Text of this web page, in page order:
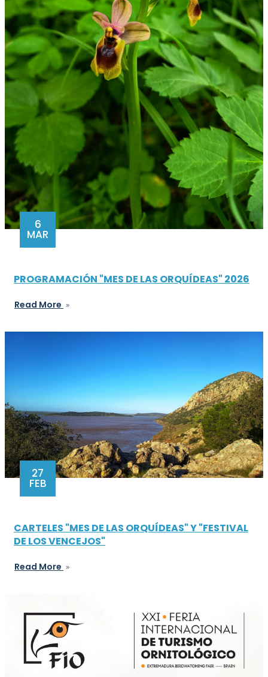
6
MAR
PROGRAMACIÓN "MES DE LAS ORQUÍDEAS" 2026
Read More
27
FEB
CARTELES "MES DE LAS ORQUÍDEAS" Y "FESTIVAL
DE LOS VENCEJOS"
Read More